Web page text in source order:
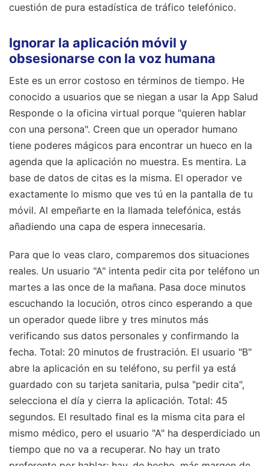
cuestión de pura estadística de tráfico telefónico.
Ignorar la aplicación móvil y
obsesionarse con la voz humana
Este es un error costoso en términos de tiempo. He
conocido a usuarios que se niegan a usar la App Salud
Responde o la oficina virtual porque "quieren hablar
con una persona". Creen que un operador humano
tiene poderes mágicos para encontrar un hueco en la
agenda que la aplicación no muestra. Es mentira. La
base de datos de citas es la misma. El operador ve
exactamente lo mismo que ves tú en la pantalla de tu
móvil. Al empeñarte en la llamada telefónica, estás
añadiendo una capa de espera innecesaria.
Para que lo veas claro, comparemos dos situaciones
reales. Un usuario "A" intenta pedir cita por teléfono un
martes a las once de la mañana. Pasa doce minutos
escuchando la locución, otros cinco esperando a que
un operador quede libre y tres minutos más
verificando sus datos personales y confirmando la
fecha. Total: 20 minutos de frustración. El usuario "B"
abre la aplicación en su teléfono, su perfil ya está
guardado con su tarjeta sanitaria, pulsa "pedir cita",
selecciona el día y cierra la aplicación. Total: 45
segundos. El resultado final es la misma cita para el
mismo médico, pero el usuario "A" ha desperdiciado un
tiempo que no va a recuperar. No hay un trato